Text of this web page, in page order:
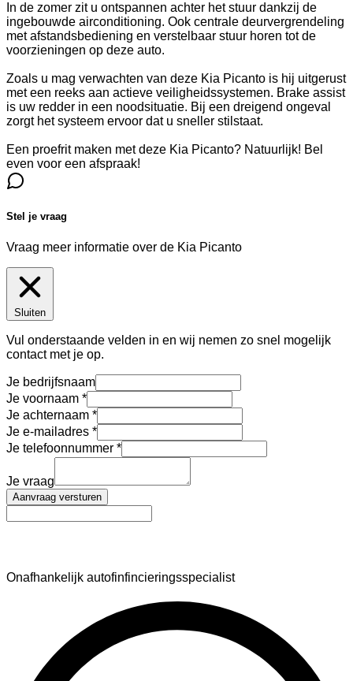
In de zomer zit u ontspannen achter het stuur dankzij de
ingebouwde airconditioning. Ook centrale deurvergrendeling
met afstandsbediening en verstelbaar stuur horen tot de
voorzieningen op deze auto.
Zoals u mag verwachten van deze Kia Picanto is hij uitgerust
met een reeks aan actieve veiligheidssystemen. Brake assist
is uw redder in een noodsituatie. Bij een dreigend ongeval
zorgt het systeem ervoor dat u sneller stilstaat.
Een proefrit maken met deze Kia Picanto? Natuurlijk! Bel
even voor een afspraak!
Stel je vraag
Vraag meer informatie over de Kia Picanto
Sluiten
Vul onderstaande velden in en wij nemen zo snel mogelijk
contact met je op.
Je bedrijfsnaam
Je voornaam
Je achternaam
Je e-mailadres
Je telefoonnummer
Je vraag
Aanvraag versturen
Onafhankelijk autofinfincieringsspecialist